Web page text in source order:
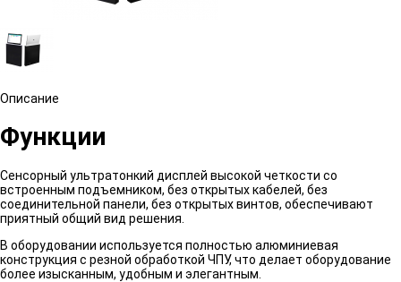
Описание
Функции
Сенсорный ультратонкий дисплей высокой четкости со
встроенным подъемником, без открытых кабелей, без
соединительной панели, без открытых винтов, обеспечивают
приятный общий вид решения.
В оборудовании используется полностью алюминиевая
конструкция с резной обработкой ЧПУ, что делает оборудование
более изысканным, удобным и элегантным.